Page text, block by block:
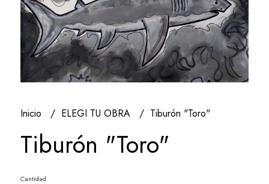
Inicio ELEGI TU OBRA Tiburón "Toro"
Tiburón "Toro"
Cantidad